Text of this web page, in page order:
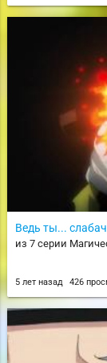
Ведь ты...
из 7 серии
5 лет назад 426